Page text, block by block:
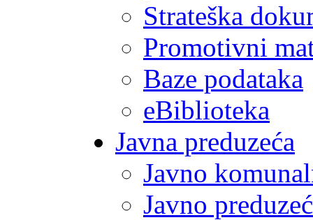
Strateška
Promotivni
Baze podataka
eBiblioteka
Javna preduzeća
Javno
Javno